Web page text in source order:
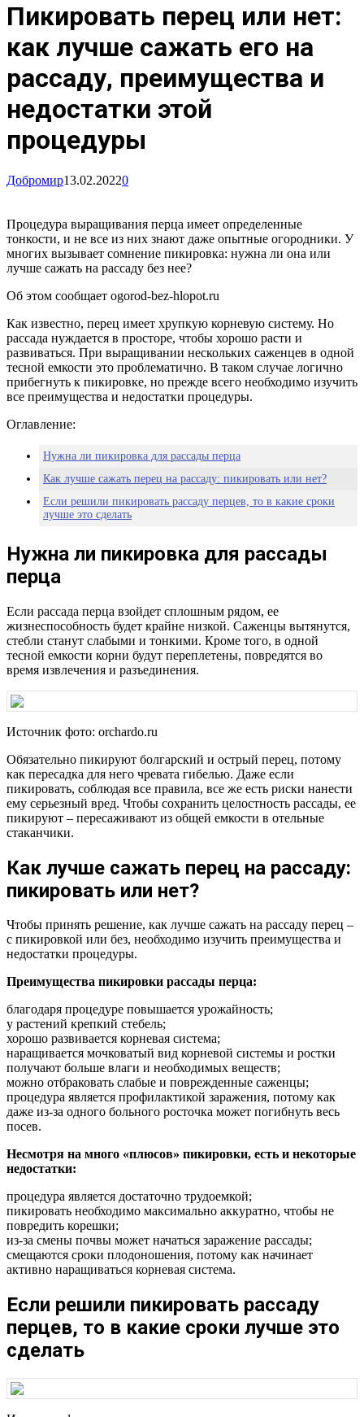
Пикировать перец или нет:
как лучше сажать его на
рассаду, преимущества и
недостатки этой
процедуры
Добромир13.02.20220
Процедура выращивания перца имеет определенные
тонкости, и не все из них знают даже опытные огородники. У
многих вызывает сомнение пикировка: нужна ли она или
лучше сажать на рассаду без нее?
Об этом сообщает ogorod-bez-hlopot.ru
Как известно, перец имеет хрупкую корневую систему. Но
рассада нуждается в просторе, чтобы хорошо расти и
развиваться. При выращивании нескольких саженцев в одной
тесной емкости это проблематично. В таком случае логично
прибегнуть к пикировке, но прежде всего необходимо изучить
все преимущества и недостатки процедуры.
Оглавление:
Нужна ли пикировка для рассады перца
Как лучше сажать перец на рассаду: пикировать или нет?
Если решили пикировать рассаду перцев, то в какие сроки
лучше это сделать
Нужна ли пикировка для рассады
перца
Если рассада перца взойдет сплошным рядом, ее
жизнеспособность будет крайне низкой. Саженцы вытянутся,
стебли станут слабыми и тонкими. Кроме того, в одной
тесной емкости корни будут переплетены, повредятся во
время извлечения и разъединения.
Источник фото: orchardo.ru
Обязательно пикируют болгарский и острый перец, потому
как пересадка для него чревата гибелью. Даже если
пикировать, соблюдая все правила, все же есть риски нанести
ему серьезный вред. Чтобы сохранить целостность рассады, ее
пикируют – пересаживают из общей емкости в отельные
стаканчики.
Как лучше сажать перец на рассаду:
пикировать или нет?
Чтобы принять решение, как лучше сажать на рассаду перец –
с пикировкой или без, необходимо изучить преимущества и
недостатки процедуры.
Преимущества пикировки рассады перца:
благодаря процедуре повышается урожайность;
у растений крепкий стебель;
хорошо развивается корневая система;
наращивается мочковатый вид корневой системы и ростки
получают больше влаги и необходимых веществ;
можно отбраковать слабые и поврежденные саженцы;
процедура является профилактикой заражения, потому как
даже из-за одного больного росточка может погибнуть весь
посев.
Несмотря на много «плюсов» пикировки, есть и некоторые
недостатки:
процедура является достаточно трудоемкой;
пикировать необходимо максимально аккуратно, чтобы не
повредить корешки;
из-за смены почвы может начаться заражение рассады;
смещаются сроки плодоношения, потому как начинает
активно наращиваться корневая система.
Если решили пикировать рассаду
перцев, то в какие сроки лучше это
сделать